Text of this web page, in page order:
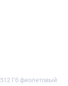
Гб фиолетовый